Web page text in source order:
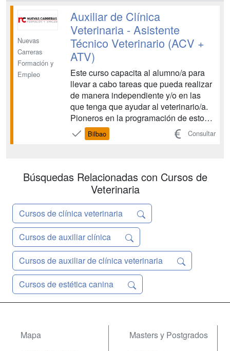
Nuevas
Carreras
Formación y
Empleo
Auxiliar de Clínica
Veterinaria - Asistente
Técnico Veterinario (ACV +
ATV)
Este curso capacita al alumno/a para
llevar a cabo tareas que pueda realizar
de manera independiente y/o en las
que tenga que ayudar al veterinario/a.
Pioneros en la programación de estos
estudios, damos cobertura a un
mercado laboral en constante
Bilbao Consultar
Búsquedas Relacionadas con Cursos de
Veterinaria
Cursos de clínica veterinaria
Cursos de auxiliar clínica
Cursos de auxiliar de clínica veterinaria
Cursos de estética canina
Mapa
Masters y Postgrados